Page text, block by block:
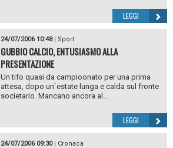
LEGGI
24/07/2006 10:48| Sport
GUBBIO CALCIO, ENTUSIASMO ALLA
PRESENTAZIONE
Un tifo quasi da campioonato per una prima
attesa, dopo un`estate lunga e calda sul fronte
societario. Mancano ancora al...
LEGGI
24/07/2006 09:30| Cronaca